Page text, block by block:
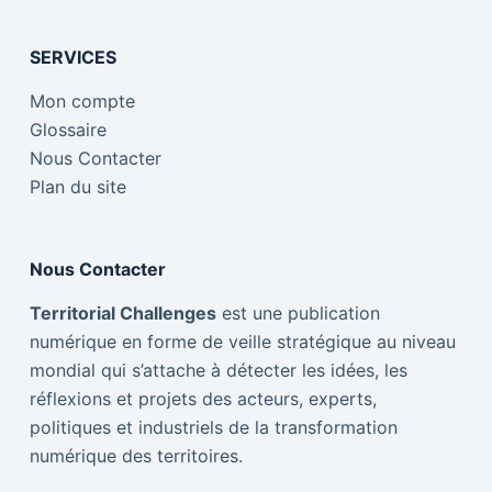
SERVICES
Mon compte
Glossaire
Nous Contacter
Plan du site
Nous Contacter
Territorial Challengesest une publication
numérique en forme de veille stratégique au niveau
mondial qui s’attache à détecter les idées, les
réflexions et projets des acteurs, experts,
politiques et industriels de la transformation
numérique des territoires.